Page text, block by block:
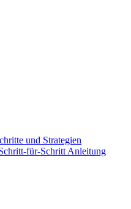
und Strategien
für-Schritt Anleitung